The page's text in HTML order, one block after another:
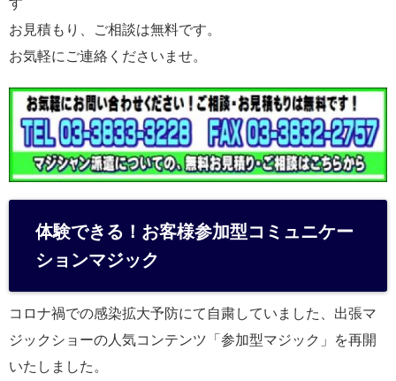
す
お見積もり、ご相談は無料です。
お気軽にご連絡くださいませ。
体験できる！お客様参加型コミュニケー
ションマジック
コロナ禍での感染拡大予防にて自粛していました、出張マ
ジックショーの人気コンテンツ「参加型マジック」を再開
いたしました。